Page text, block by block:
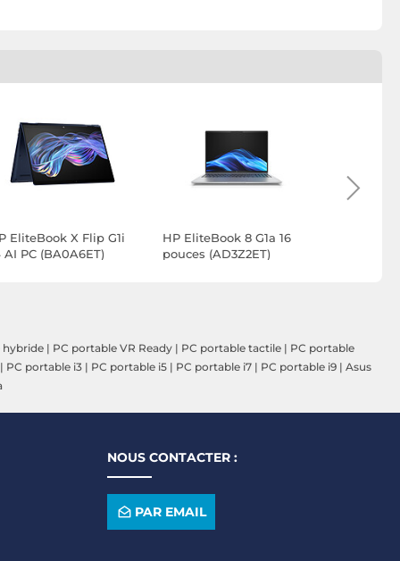
EliteBook X Flip G1i
AI PC (BA0A6ET)
HP EliteBook 8 G1a 16
pouces (AD3Z2ET)
hybride | PC portable VR Ready | PC portable tactile | PC portable
| PC portable i3 | PC portable i5 | PC portable i7 | PC portable i9 | Asus
NOUS CONTACTER :
PAR EMAIL